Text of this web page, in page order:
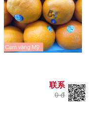
联系
0 đ